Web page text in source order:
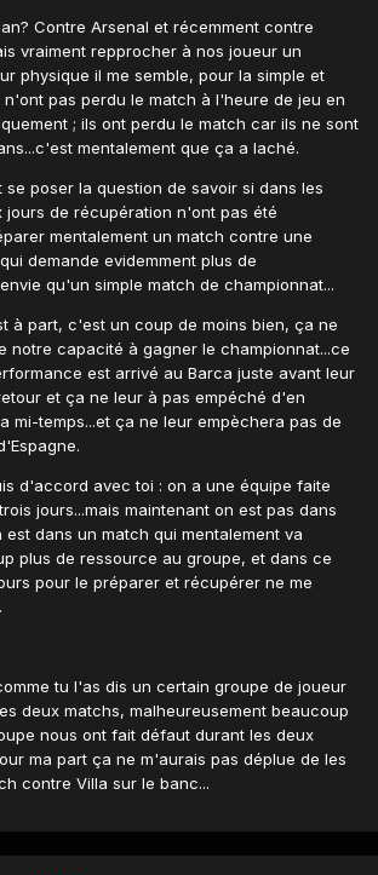
Contre Arsenal et récemment contre
vraiment repprocher à nos joueur un
physique il me semble, pour la simple et
pas perdu le match à l'heure de jeu en
; ils ont perdu le match car ils ne sont
mentalement que ça a laché.
se poser la question de savoir si dans les
jours de récupération n'ont pas été
mentalement un match contre une
demande evidemment plus de
qu'un simple match de championnat...
à part, c'est un coup de moins bien, ça ne
notre capacité à gagner le championnat...ce
est arrivé au Barca juste avant leur
et ça ne leur à pas empéché d'en
mi-temps...et ça ne leur empèchera pas de
d'accord avec toi : on a une équipe faite
jours...mais maintenant on est pas dans
dans un match qui mentalement va
plus de ressource au groupe, et dans ce
pour le préparer et récupérer ne me
tu l'as dis un certain groupe de joueur
deux matchs, malheureusement beaucoup
nous ont fait défaut durant les deux
ma part ça ne m'aurais pas déplue de les
contre Villa sur le banc...